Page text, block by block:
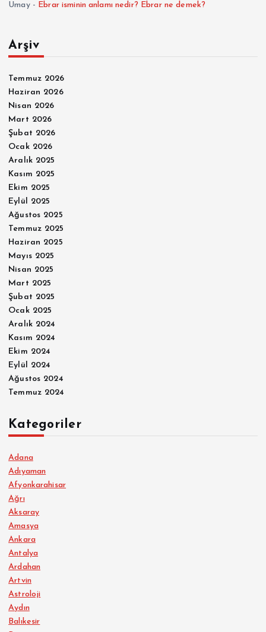
Umay- Ebrar isminin anlamı nedir? Ebrar ne demek?
Arşiv
Temmuz 2026
Haziran 2026
Nisan 2026
Mart 2026
Şubat 2026
Ocak 2026
Aralık 2025
Kasım 2025
Ekim 2025
Eylül 2025
Ağustos 2025
Temmuz 2025
Haziran 2025
Mayıs 2025
Nisan 2025
Mart 2025
Şubat 2025
Ocak 2025
Aralık 2024
Kasım 2024
Ekim 2024
Eylül 2024
Ağustos 2024
Temmuz 2024
Kategoriler
Adana
Adıyaman
Afyonkarahisar
Ağrı
Aksaray
Amasya
Ankara
Antalya
Ardahan
Artvin
Astroloji
Aydın
Balıkesir